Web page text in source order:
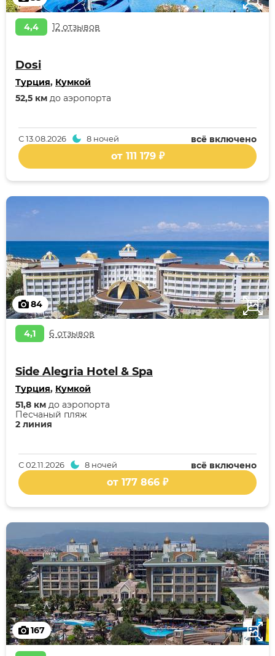
4,4 12 отзывов
Dosi
Турция, Кумкой
52,5 км до аэропорта
всё включено
С13.08.2026 8 ночей
от 111 179 ₽
84
4,1 6 отзывов
Side Alegria Hotel & Spa
Турция, Кумкой
2 линия
Песчаный пляж
51,8 км до аэропорта
всё включено
С02.11.2026 8 ночей
от 177 866 ₽
167